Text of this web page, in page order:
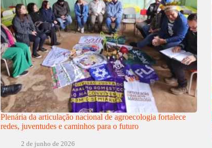
Plenária da articulação nacional de agroecologia fortalece
redes, juventudes e caminhos para o futuro
2 de junho de 2026